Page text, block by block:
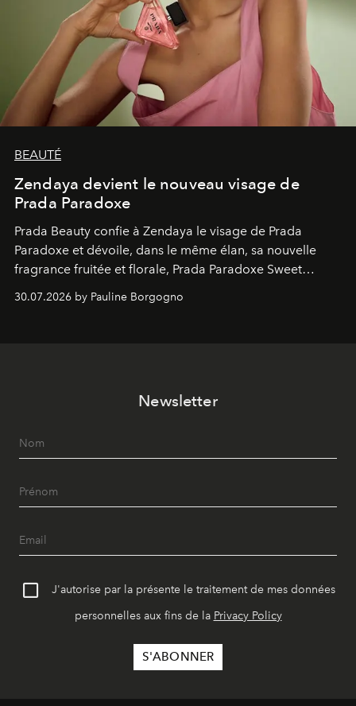
BEAUTÉ
Zendaya devient le nouveau visage de
Prada Paradoxe
Prada Beauty confie à Zendaya le visage de Prada
Paradoxe et dévoile, dans le même élan, sa nouvelle
fragrance fruitée et florale, Prada Paradoxe Sweet
30.07.2026 by Pauline Borgogno
Newsletter
J'autorise par la présente le traitement de mes données
personnelles aux fins de la Privacy Policy